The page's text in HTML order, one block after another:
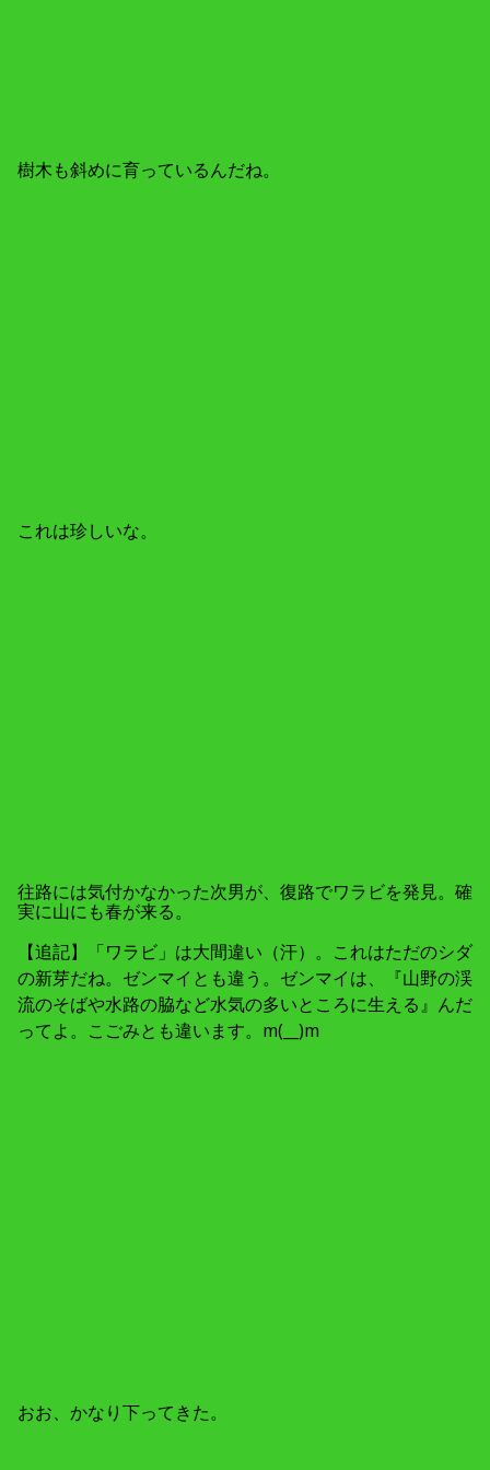
樹木も斜めに育っているんだね。
これは珍しいな。
往路には気付かなかった次男が、復路でワラビを発見。確
実に山にも春が来る。
【追記】「ワラビ」は大間違い（汗）。これはただのシダ
の新芽だね。ゼンマイとも違う。ゼンマイは、『山野の渓
流のそばや水路の脇など水気の多いところに生える』んだ
ってよ。こごみとも違います。m(__)m
おお、かなり下ってきた。